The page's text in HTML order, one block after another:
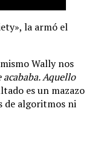
la armó el
Wally nos
Aquello
es un mazazo
de algoritmos ni